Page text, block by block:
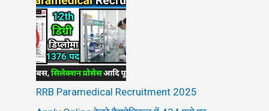
RRB Paramedical Recruitment 2025